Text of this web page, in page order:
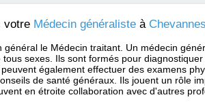
votre Médecin généraliste à Chevannes
le Médecin traitant. Un médecin
sexes. Ils sont formés pour
également effectuer des examens
de santé généraux. Ils jouent un rôle
en étroite collaboration avec d'autres